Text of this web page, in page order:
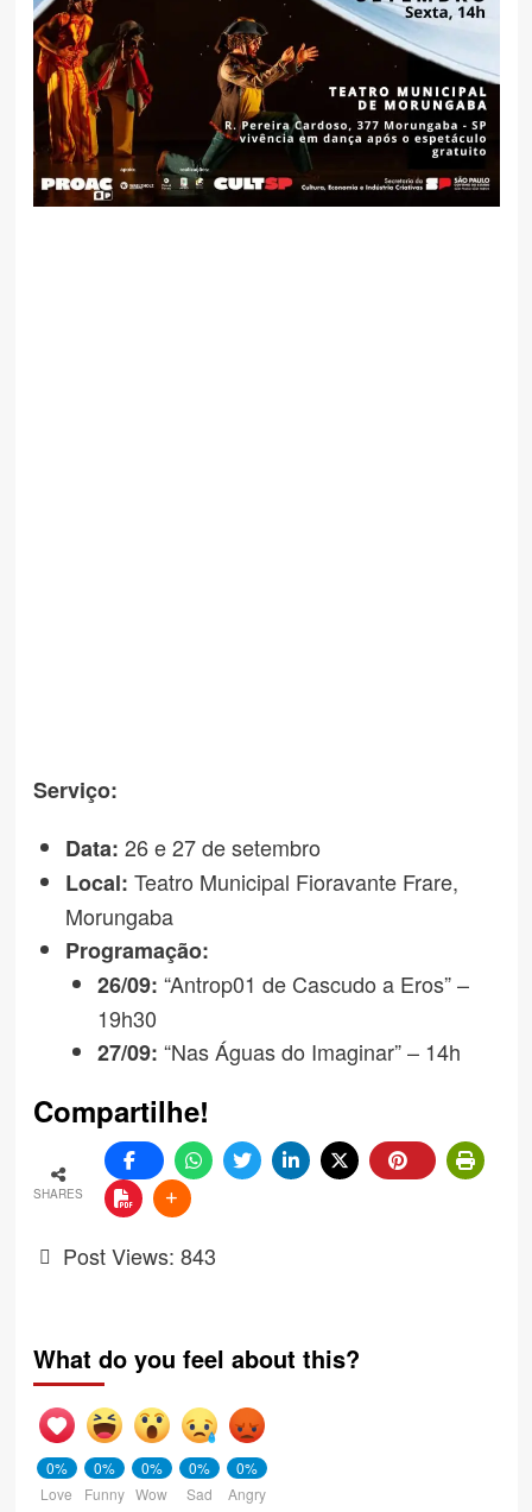
Serviço:
Data: 26 e 27 de setembro
Local: Teatro Municipal Fioravante Frare,
Morungaba
Programação:
26/09: “Antrop01 de Cascudo a Eros” –
19h30
27/09: “Nas Águas do Imaginar” – 14h
Compartilhe!
SHARES
Post Views: 843
What do you feel about this?
0%
Love
0%
Funny
0%
Wow
0%
Sad
0%
Angry